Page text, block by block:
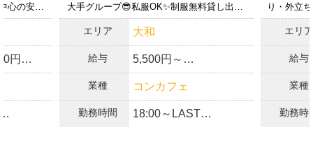
心の安心
円
り
大手グループ😎私服OK✨制服無料貸し出し!
💕
エリア 大和
給与
5,500円～
❤️全額日払いOK
業種 コンカフェ
勤務時間 18:00～LAST
り・外立
エリア
給与
業種
勤務時